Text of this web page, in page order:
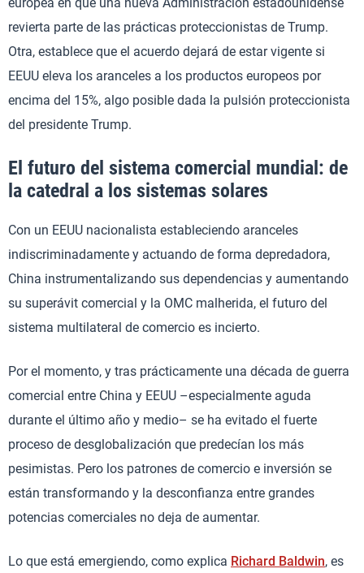
revierta parte de las prácticas proteccionistas de Trump.
Otra, establece que el acuerdo dejará de estar vigente si
EEUU eleva los aranceles a los productos europeos por
encima del 15%, algo posible dada la pulsión proteccionista
del presidente Trump.
El futuro del sistema comercial mundial: de
la catedral a los sistemas solares
Con un EEUU nacionalista estableciendo aranceles
indiscriminadamente y actuando de forma depredadora,
China instrumentalizando sus dependencias y aumentando
su superávit comercial y la OMC malherida, el futuro del
sistema multilateral de comercio es incierto.
Por el momento, y tras prácticamente una década de guerra
comercial entre China y EEUU –especialmente aguda
durante el último año y medio– se ha evitado el fuerte
proceso de desglobalización que predecían los más
pesimistas. Pero los patrones de comercio e inversión se
están transformando y la desconfianza entre grandes
potencias comerciales no deja de aumentar.
Lo que está emergiendo, como explica Richard Baldwin, es